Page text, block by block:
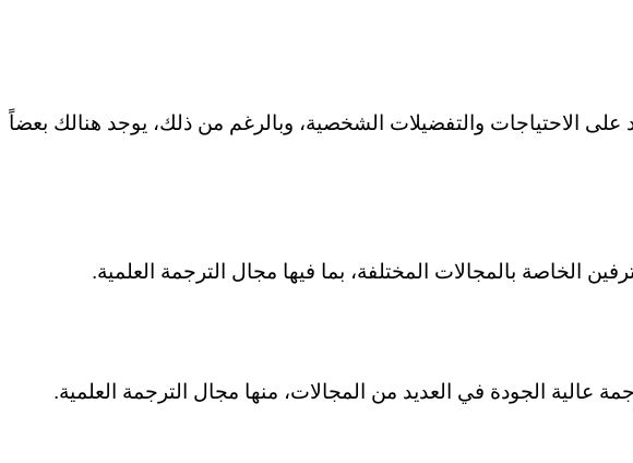
عالية الجودة في العديد من المجالات، منها مجال الترجمة العلمية.